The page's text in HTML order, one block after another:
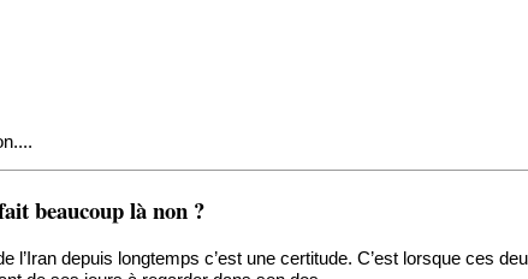
beaucoup là non ?
depuis longtemps c’est une certitude. C’est lorsque ces